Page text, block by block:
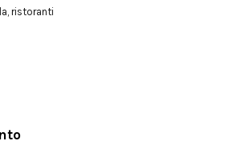
, ristoranti